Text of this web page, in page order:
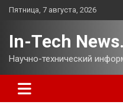
Перейти
Пятница, 7 августа, 2026
In-Tech News.
Научно-технический